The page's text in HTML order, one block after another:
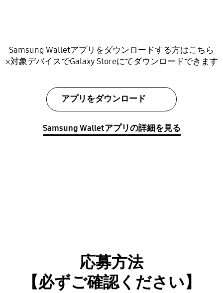
Samsung Walletアプリをダウンロードする方はこちら
※対象デバイスでGalaxy Storeにてダウンロードできます
アプリをダウンロード
Samsung Walletアプリの詳細を見る
応募方法
【必ずご確認ください】